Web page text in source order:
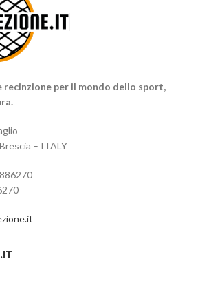
20 Euro
recinzione per il mondo dello sport,
– ITALY